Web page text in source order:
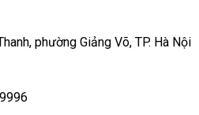
phường Giảng Võ, TP. Hà Nội